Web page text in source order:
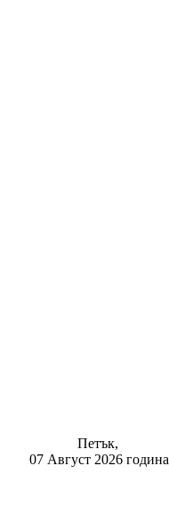
Петък,
07 Август 2026 година